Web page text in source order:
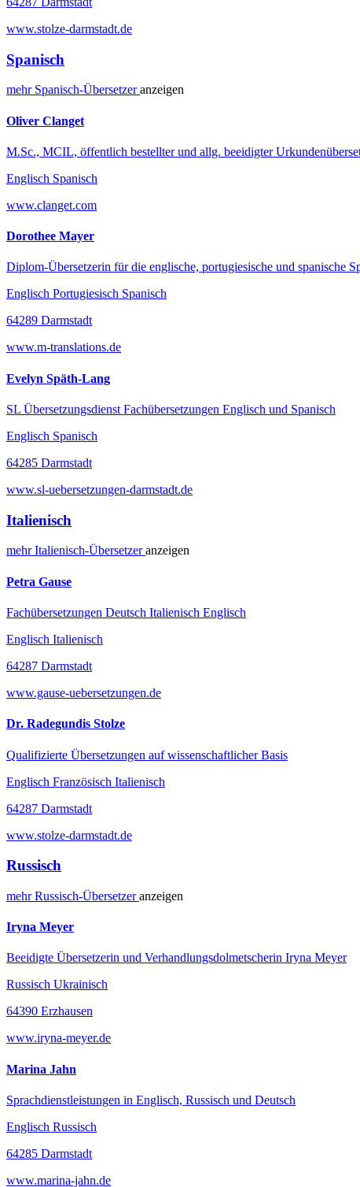
www.stolze-darmstadt.de
Spanisch
mehr Spanisch-Übersetzeranzeigen
Oliver Clanget
M.Sc., MCIL, öffentlich bestellter und allg. beeidigter
Englisch Spanisch
www.clanget.com
Dorothee Mayer
Diplom-Übersetzerin für die englische, portugiesische und spanische
Englisch Portugiesisch Spanisch
64289 Darmstadt
www.m-translations.de
Evelyn Späth-Lang
SL Übersetzungsdienst Fachübersetzungen Englisch und Spanisch
Englisch Spanisch
64285 Darmstadt
www.sl-uebersetzungen-darmstadt.de
Italienisch
mehrItalienisch-Übersetzeranzeigen
Petra Gause
Fachübersetzungen Deutsch Italienisch Englisch
Englisch Italienisch
64287 Darmstadt
www.gause-uebersetzungen.de
Dr. Radegundis Stolze
Qualifizierte Übersetzungen auf wissenschaftlicher Basis
Englisch Französisch Italienisch
64287 Darmstadt
www.stolze-darmstadt.de
Russisch
mehrRussisch-Übersetzeranzeigen
Iryna Meyer
Beeidigte Übersetzerin und Verhandlungsdolmetscherin Iryna Meyer
Russisch Ukrainisch
64390 Erzhausen
www.iryna-meyer.de
Marina Jahn
Sprachdienstleistungen in Englisch, Russisch und Deutsch
Englisch Russisch
64285 Darmstadt
www.marina-jahn.de